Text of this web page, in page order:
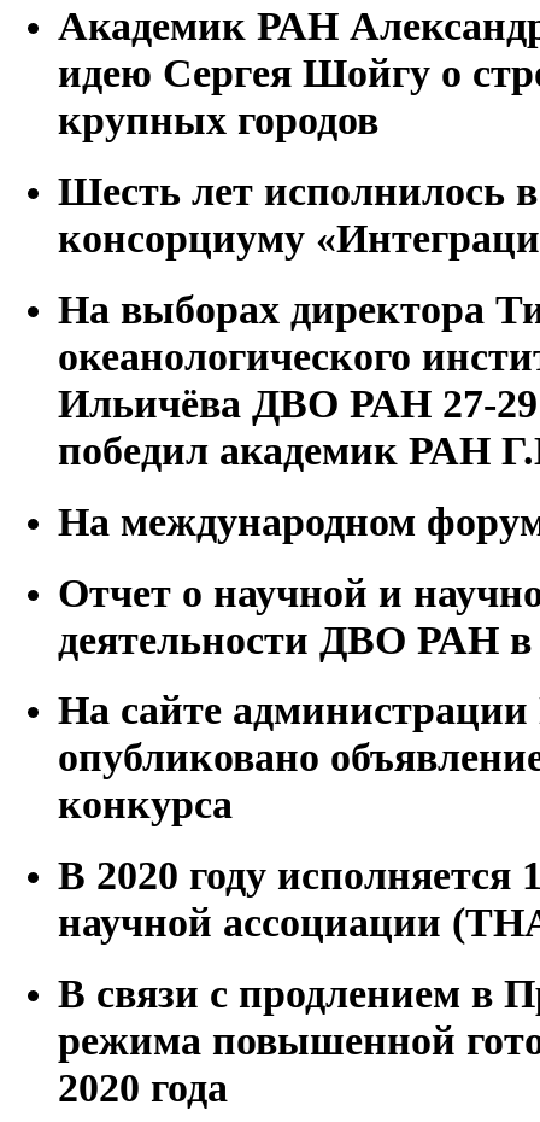
Академик РАН
идею Сергея Шойгу о
крупных городов
Шесть лет исполнилось в
консорциуму
На выборах директора
океанологического
Ильичёва ДВО РАН 27-29
победил академик РАН
На международном
Отчет о научной и
деятельности ДВО РАН в
На сайте
опубликовано
конкурса
В 2020 году исполняется
научной ассоциации
В связи с продлением в
режима повышенной
2020 года